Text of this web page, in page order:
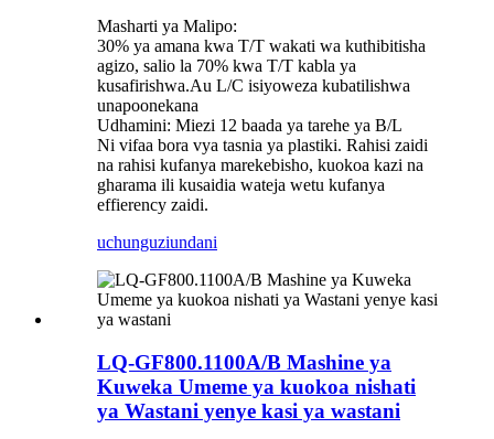
Masharti ya Malipo:
30% ya amana kwa T/T wakati wa kuthibitisha
agizo, salio la 70% kwa T/T kabla ya
kusafirishwa.Au L/C isiyoweza kubatilishwa
unapoonekana
Udhamini: Miezi 12 baada ya tarehe ya B/L
Ni vifaa bora vya tasnia ya plastiki. Rahisi zaidi
na rahisi kufanya marekebisho, kuokoa kazi na
gharama ili kusaidia wateja wetu kufanya
effierency zaidi.
uchunguziundani
LQ-GF800.1100A/B Mashine ya
Kuweka Umeme ya kuokoa nishati
ya Wastani yenye kasi ya wastani